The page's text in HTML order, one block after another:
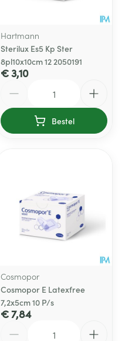
Hartmann
Sterilux Es5 Kp Ster
8pl10x10cm 12 2050191
€ 3,10
Bestel
Cosmopor
Cosmopor E Latexfree
7,2x5cm 10 P/s
€ 7,84